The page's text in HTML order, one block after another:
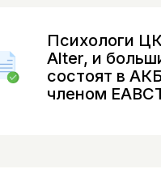
Психологи
Alter, и
состоят в
членом